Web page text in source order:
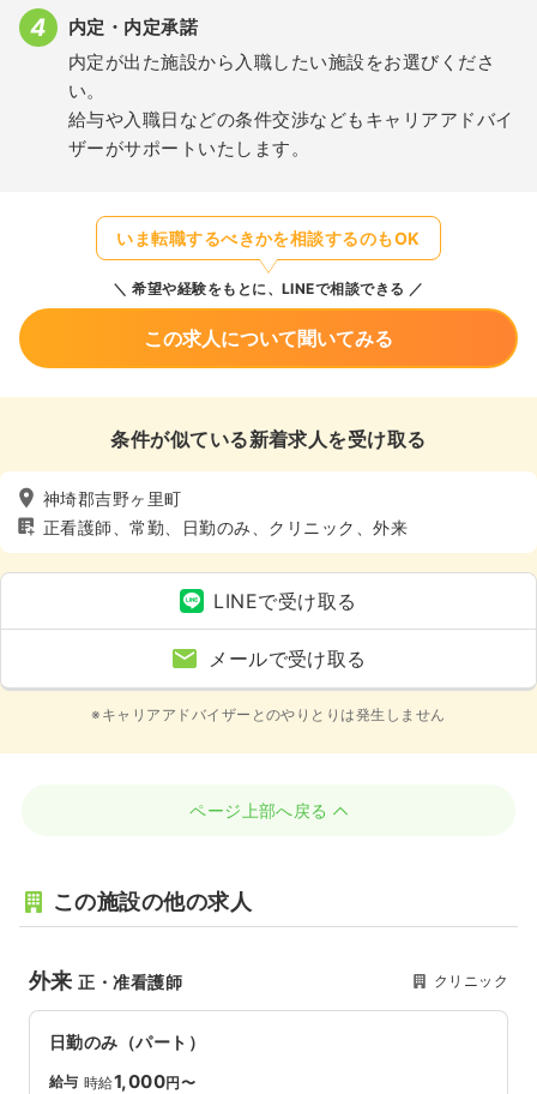
内定・内定承諾
内定が出た施設から入職したい施設をお選びくださ
い。
給与や入職日などの条件交渉などもキャリアアドバイ
ザーがサポートいたします。
いま転職するべきかを相談するのもOK
希望や経験をもとに、LINEで相談できる
この求人について聞いてみる
条件が似ている新着求人を受け取る
神埼郡吉野ヶ里町
正看護師、常勤、日勤のみ、クリニック、外来
LINEで受け取る
メールで受け取る
※キャリアアドバイザーとのやりとりは発生しません
ページ上部へ戻る
この施設の他の求人
外来正・准看護師 クリニック
日勤のみ（パート）
給与 時給1,000円〜